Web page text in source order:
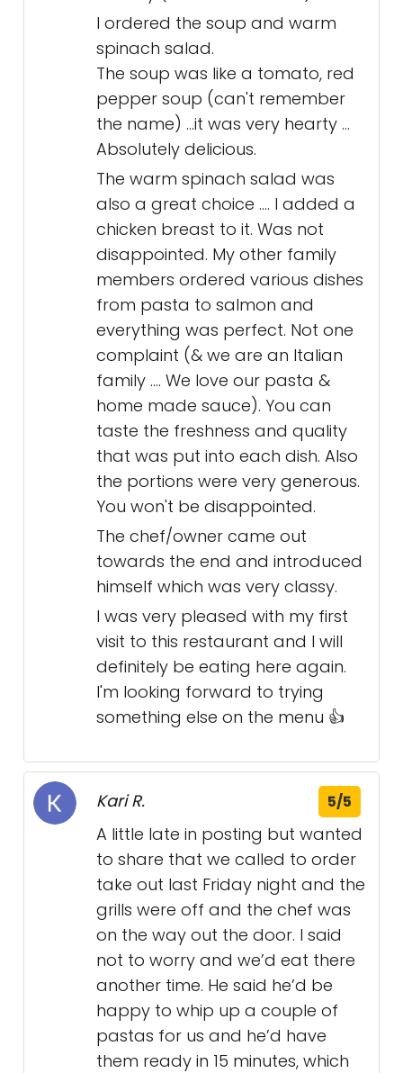
I ordered the soup and warm
spinach salad.
The soup was like a tomato, red
pepper soup (can't remember
the name) ...it was very hearty ...
Absolutely delicious.
The warm spinach salad was
also a great choice .... I added a
chicken breast to it. Was not
disappointed. My other family
members ordered various dishes
from pasta to salmon and
everything was perfect. Not one
complaint (& we are an Italian
family .... We love our pasta &
home made sauce). You can
taste the freshness and quality
that was put into each dish. Also
the portions were very generous.
You won't be disappointed.
The chef/owner came out
towards the end and introduced
himself which was very classy.
I was very pleased with my first
visit to this restaurant and I will
definitely be eating here again.
I'm looking forward to trying
something else on the menu 👍
Kari R. 5/5
A little late in posting but wanted
to share that we called to order
take out last Friday night and the
grills were off and the chef was
on the way out the door. I said
not to worry and we’d eat there
another time. He said he’d be
happy to whip up a couple of
pastas for us and he’d have
them ready in 15 minutes, which